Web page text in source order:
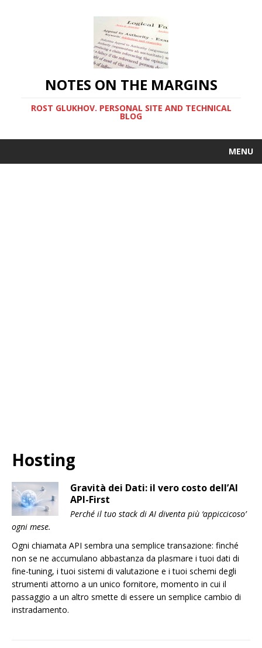
NOTES ON THE MARGINS
ROST GLUKHOV. PERSONAL SITE AND TECHNICAL
BLOG
MENU
Hosting
Gravità dei Dati: il vero costo dell’AI
API-First
Perché il tuo stack di AI diventa più ‘appiccicoso’
ogni mese.
Ogni chiamata API sembra una semplice transazione: finché
non se ne accumulano abbastanza da plasmare i tuoi dati di
fine-tuning, i tuoi sistemi di valutazione e i tuoi schemi degli
strumenti attorno a un unico fornitore, momento in cui il
passaggio a un altro smette di essere un semplice cambio di
instradamento.